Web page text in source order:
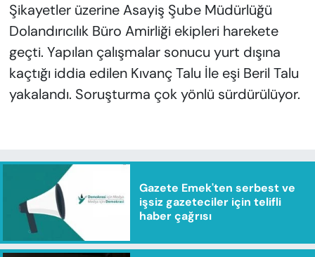
Şikayetler üzerine Asayiş Şube Müdürlüğü
Dolandırıcılık Büro Amirliği ekipleri harekete
geçti. Yapılan çalışmalar sonucu yurt dışına
kaçtığı iddia edilen Kıvanç Talu İle eşi Beril Talu
yakalandı. Soruşturma çok yönlü sürdürülüyor.
Gazete Emek'ten serbest ve
işsiz gazeteciler için telifli
haber çağrısı